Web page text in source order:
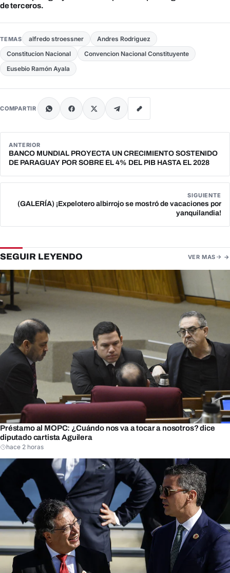
de terceros.
TEMAS alfredo stroessner
Andres Rodriguez
Constitucion Nacional
Convencion Nacional Constituyente
Eusebio Ramón Ayala
COMPARTIR
ANTERIOR
BANCO MUNDIAL PROYECTA UN CRECIMIENTO SOSTENIDO
DE PARAGUAY POR SOBRE EL 4% DEL PIB HASTA EL 2028
SIGUIENTE
(GALERÍA) ¡Expelotero albirrojo se mostró de vacaciones por
yanquilandia!
SEGUIR LEYENDO VER MAS
Préstamo al MOPC: ¿Cuándo nos va a tocar a nosotros? dice
diputado cartista Aguilera
hace 2 horas